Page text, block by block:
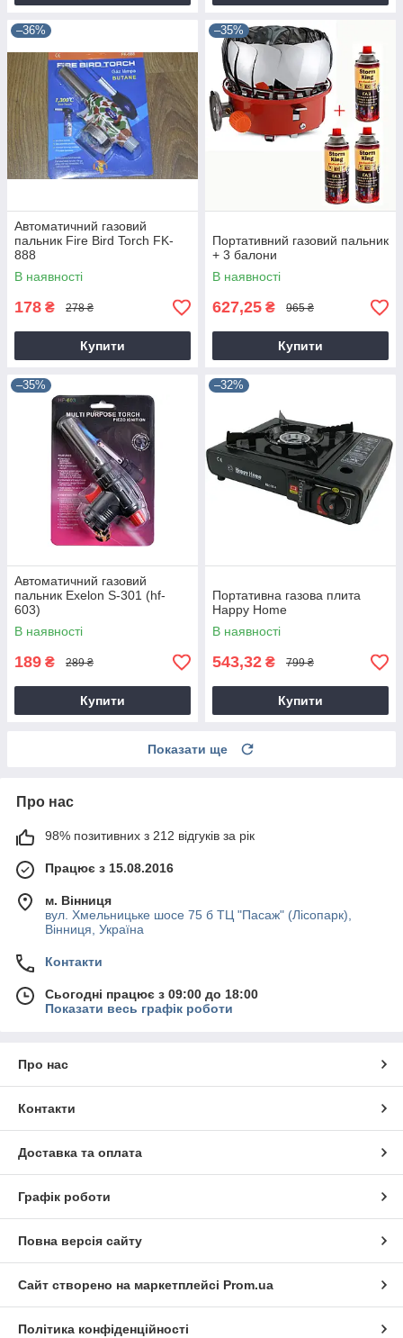
–36%
Автоматичний газовий
пальник Fire Bird Torch FK-
888
В наявності
178 ₴ 278 ₴
Купити
–35%
Портативний газовий пальник
+ 3 балони
В наявності
627,25 ₴ 965 ₴
Купити
–35%
Автоматичний газовий
пальник Exelon S-301 (hf-
603)
В наявності
189 ₴ 289 ₴
Купити
–32%
Портативна газова плита
Happy Home
В наявності
543,32 ₴ 799 ₴
Купити
Показати ще
Про нас
98% позитивних з 212 відгуків за рік
Працює з 15.08.2016
м. Вінниця
вул. Хмельницьке шосе 75 б ТЦ "Пасаж" (Лісопарк),
Вінниця, Україна
Контакти
Сьогодні працює з 09:00 до 18:00
Показати весь графік роботи
Про нас
Контакти
Доставка та оплата
Графік роботи
Повна версія сайту
Сайт створено на маркетплейсі Prom.ua
Політика конфіденційності